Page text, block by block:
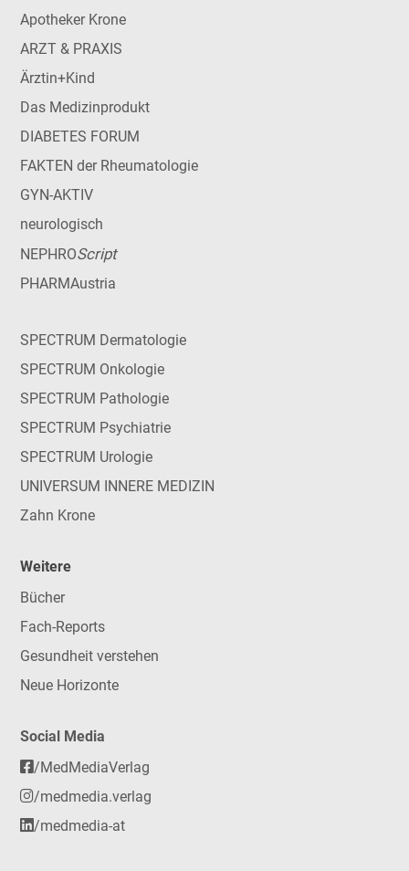
Apotheker Krone
ARZT & PRAXIS
Ärztin+Kind
Das Medizinprodukt
DIABETES FORUM
FAKTEN der Rheumatologie
GYN-AKTIV
neurologisch
NEPHROScript
PHARMAustria
SPECTRUM Dermatologie
SPECTRUM Onkologie
SPECTRUM Pathologie
SPECTRUM Psychiatrie
SPECTRUM Urologie
UNIVERSUM INNERE MEDIZIN
Zahn Krone
Weitere
Bücher
Fach-Reports
Gesundheit verstehen
Neue Horizonte
Social Media
/MedMediaVerlag
/medmedia.verlag
/medmedia-at